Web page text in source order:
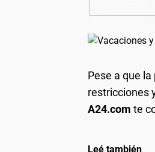
Pese a que
restricciones
A24.com te
Leé también